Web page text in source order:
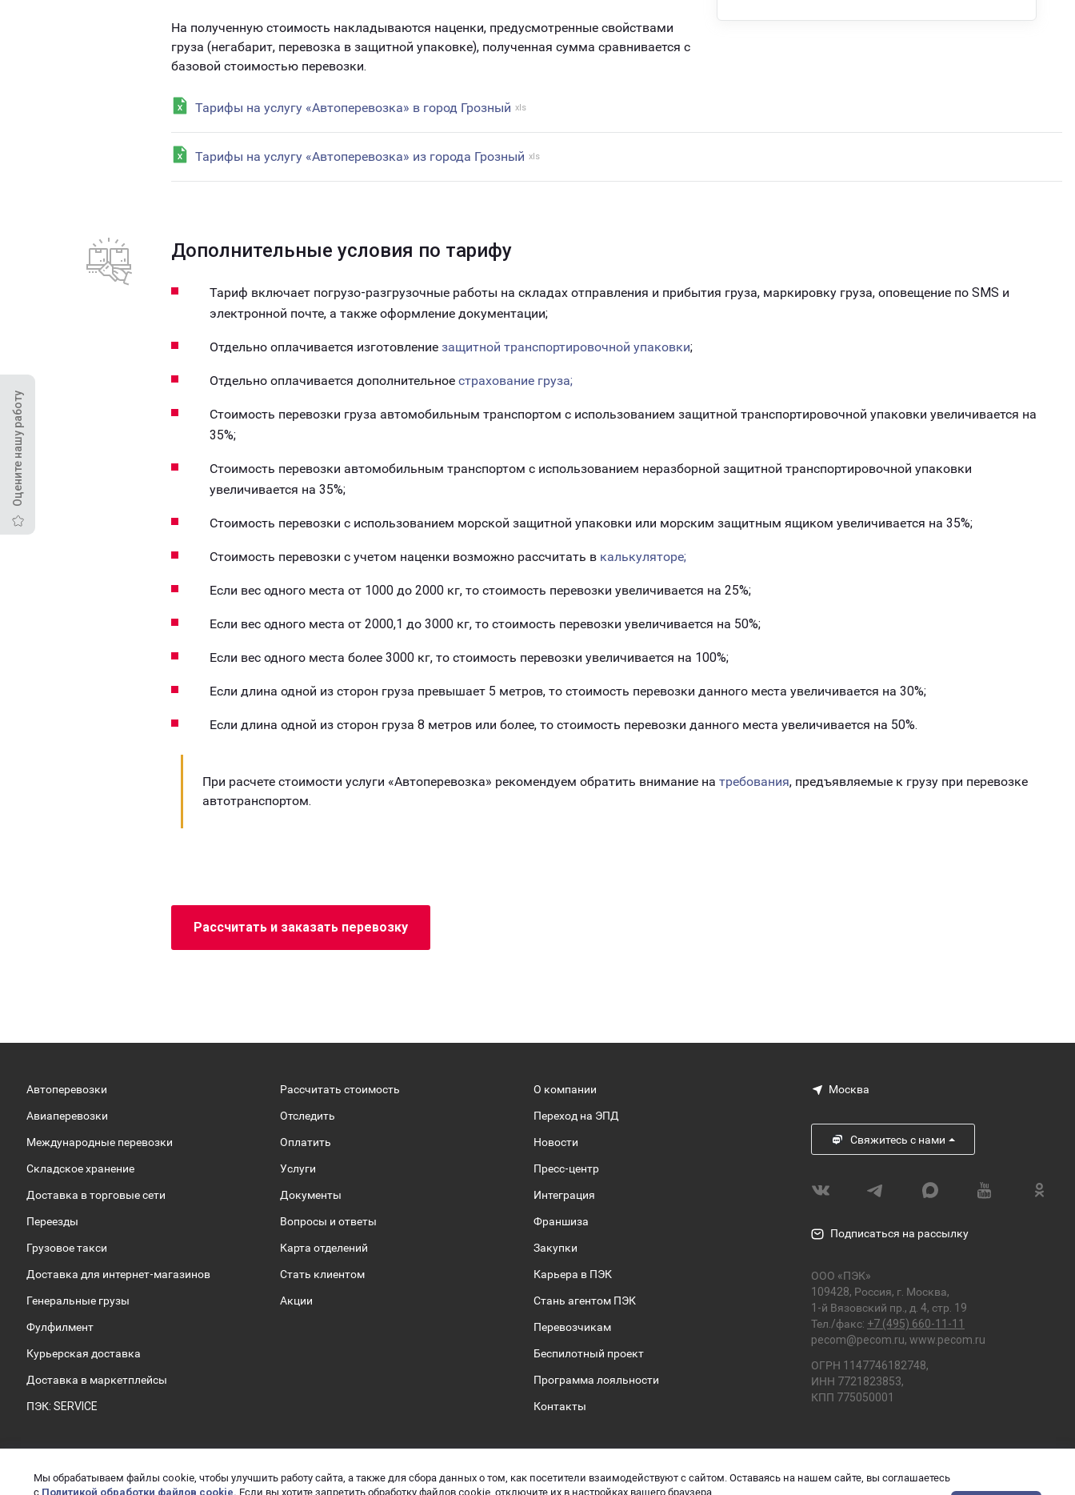
Оцените нашу работу
Мы обрабатываем файлы cookie, чтобы улучшить работу сайта, а также для сбора данных о том, как посетители взаимодействуют с сайтом. Оставаясь на нашем сайте, вы соглашаетесь
с Политикой обработки файлов cookie. Если вы хотите запретить обработку файлов cookie, отключите их в настройках вашего браузера.
На полученную стоимость накладываются наценки, предусмотренные свойствами
груза (негабарит, перевозка в защитной упаковке), полученная сумма сравнивается с
базовой стоимостью перевозки.
Тарифы на услугу «Автоперевозка» в город Грозный xls
Тарифы на услугу «Автоперевозка» из города Грозный xls
Дополнительные условия по тарифу
Тариф включает погрузо-разгрузочные работы на складах отправления и прибытия груза, маркировку груза, оповещение по SMS и
электронной почте, а также оформление документации;
Отдельно оплачивается изготовление защитной транспортировочной упаковки;
Отдельно оплачивается дополнительное страхование груза;
Стоимость перевозки груза автомобильным транспортом с использованием защитной транспортировочной упаковки увеличивается на
35%;
Стоимость перевозки автомобильным транспортом с использованием неразборной защитной транспортировочной упаковки
увеличивается на 35%;
Стоимость перевозки с использованием морской защитной упаковки или морским защитным ящиком увеличивается на 35%;
Стоимость перевозки с учетом наценки возможно рассчитать в калькуляторе;
Если вес одного места от 1000 до 2000 кг, то стоимость перевозки увеличивается на 25%;
Если вес одного места от 2000,1 до 3000 кг, то стоимость перевозки увеличивается на 50%;
Если вес одного места более 3000 кг, то стоимость перевозки увеличивается на 100%;
Если длина одной из сторон груза превышает 5 метров, то стоимость перевозки данного места увеличивается на 30%;
Если длина одной из сторон груза 8 метров или более, то стоимость перевозки данного места увеличивается на 50%.
При расчете стоимости услуги «Автоперевозка» рекомендуем обратить внимание на требования, предъявляемые к грузу при перевозке
автотранспортом.
Рассчитать и заказать перевозку
Автоперевозки
Авиаперевозки
Международные перевозки
Складское хранение
Доставка в торговые сети
Переезды
Грузовое такси
Доставка для интернет-магазинов
Генеральные грузы
Фулфилмент
Курьерская доставка
Доставка в маркетплейсы
ПЭК: SERVICE
Рассчитать стоимость
Отследить
Оплатить
Услуги
Документы
Вопросы и ответы
Карта отделений
Стать клиентом
Акции
О компании
Переход на ЭПД
Новости
Пресс-центр
Интеграция
Франшиза
Закупки
Карьера в ПЭК
Стань агентом ПЭК
Перевозчикам
Беспилотный проект
Программа лояльности
Контакты
Москва
Свяжитесь с нами
Подписаться на рассылку
ООО «ПЭК»
109428, Россия, г. Москва,
1-й Вязовский пр., д. 4, стр. 19
Тел./факс: +7 (495) 660-11-11
pecom@pecom.ru, www.pecom.ru
ОГРН 1147746182748,
ИНН 7721823853,
КПП 775050001
2026 © ООО «ПЭК» О защите персональных данных Управляй доставкой в приложении